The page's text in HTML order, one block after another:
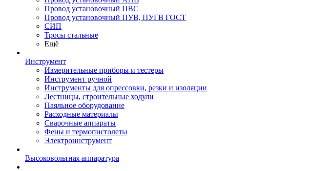
Провод установочный ПВС
Провод установочный ПУВ, ПУГВ ГОСТ
СИП
Тросы стальные
Ещё
Инструмент
Измерительные приборы и тестеры
Инструмент ручной
Инструменты для опрессовки, резки и изоляции
Лестницы, строительные ходули
Паяльное оборудование
Расходные материалы
Сварочные аппараты
Фены и термопистолеты
Электроинструмент
Высоковольтная аппаратура